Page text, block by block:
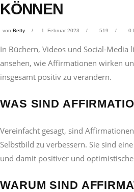
KÖNNEN
von Betty 1. Februar 2023 519 0
In Büchern, Videos und Social-
ansehen, wie Affirmationen wirken
insgesamt positiv zu verändern.
WAS SIND
Vereinfacht gesagt, sind
Selbstbild zu verbessern. Sie sind
und damit positiver und
WARUM SIND